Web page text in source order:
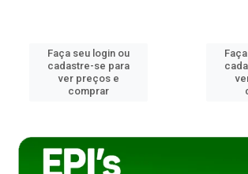
Faça seu login ou
cadastre-se para
ver preços e
comprar